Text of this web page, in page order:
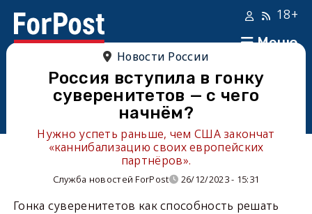
Меню
18+
Новости России
Россия вступила в гонку
суверенитетов — с чего
начнём?
Нужно успеть раньше, чем США закончат
«каннибализацию своих европейских
партнёров».
Служба новостей ForPost 26/12/2023 - 15:31
Гонка суверенитетов как способность решать